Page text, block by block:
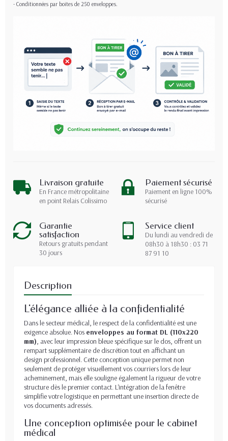
- Conditionnées par boites de 250 enveloppes.
Livraison gratuite
En France métropolitaine
en point Relais Colissimo
Paiement sécurisé
Paiement en ligne 100%
sécurisé
Garantie
satisfaction
Retours gratuits pendant
30 jours
Service client
Du lundi au vendredi de
08h30 à 18h30 : 03 71
87 91 10
Description
L'élégance alliée à la confidentialité
Dans le secteur médical, le respect de la confidentialité est une
exigence absolue. Nos enveloppes au format DL (110x220
mm), avec leur impression bleue spécifique sur le dos, offrent un
rempart supplémentaire de discrétion tout en affichant un
design professionnel. Cette conception unique permet non
seulement de protéger visuellement vos courriers lors de leur
acheminement, mais elle souligne également la rigueur de votre
structure dès le premier contact. L'intégration de la fenêtre
simplifie votre logistique en permettant une insertion directe de
vos documents adressés.
Une conception optimisée pour le cabinet
médical